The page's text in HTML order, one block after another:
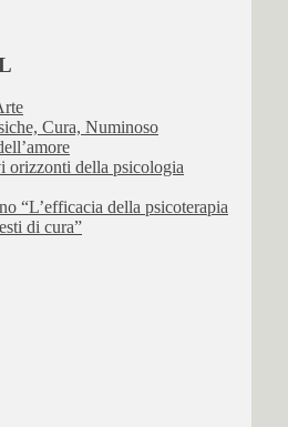
Cura, Numinoso
orizzonti della psicologia
“L’efficacia della psicoterapia
di cura”